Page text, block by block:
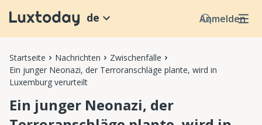
Anmelden
de
Startseite Nachrichten
Zwischenfälle
Ein junger Neonazi, der Terroranschläge plante, wird in
Luxemburg verurteilt
Ein junger Neonazi, der